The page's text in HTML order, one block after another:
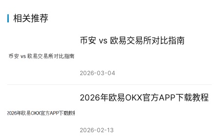
相关推荐
币安 vs 欧易交易所对比指南
2026-03-04
2026年欧易OKX官方APP下载教程
2026-02-13